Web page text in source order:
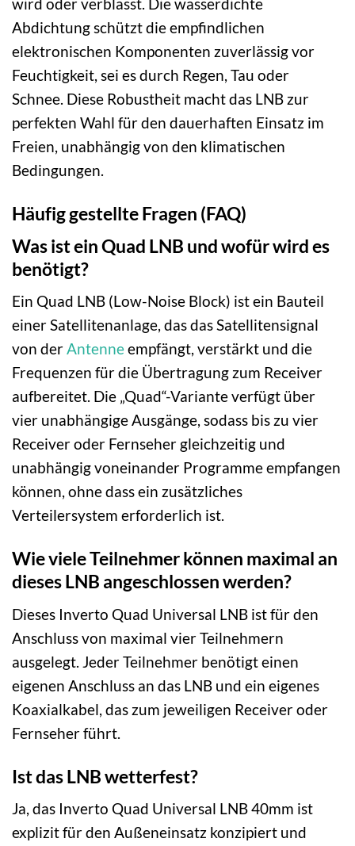
wird oder verblasst. Die wasserdichte
Abdichtung schützt die empfindlichen
elektronischen Komponenten zuverlässig vor
Feuchtigkeit, sei es durch Regen, Tau oder
Schnee. Diese Robustheit macht das LNB zur
perfekten Wahl für den dauerhaften Einsatz im
Freien, unabhängig von den klimatischen
Bedingungen.
Häufig gestellte Fragen (FAQ)
Was ist ein Quad LNB und wofür wird es
benötigt?
Ein Quad LNB (Low-Noise Block) ist ein Bauteil
einer Satellitenanlage, das das Satellitensignal
von derAntenneempfängt, verstärkt und die
Frequenzen für die Übertragung zum Receiver
aufbereitet. Die „Quad“-Variante verfügt über
vier unabhängige Ausgänge, sodass bis zu vier
Receiver oder Fernseher gleichzeitig und
unabhängig voneinander Programme empfangen
können, ohne dass ein zusätzliches
Verteilersystem erforderlich ist.
Wie viele Teilnehmer können maximal an
dieses LNB angeschlossen werden?
Dieses Inverto Quad Universal LNB ist für den
Anschluss von maximal vier Teilnehmern
ausgelegt. Jeder Teilnehmer benötigt einen
eigenen Anschluss an das LNB und ein eigenes
Koaxialkabel, das zum jeweiligen Receiver oder
Fernseher führt.
Ist das LNB wetterfest?
Ja, das Inverto Quad Universal LNB 40mm ist
explizit für den Außeneinsatz konzipiert und